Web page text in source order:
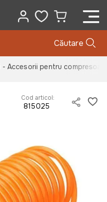
Căutare
- Accesorii pentru
Cod articol:
815025